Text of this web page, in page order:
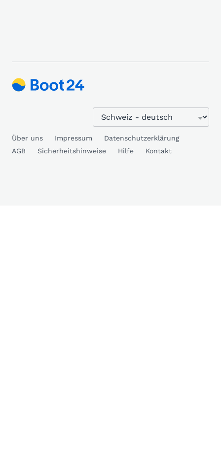
Über uns Impressum
Datenschutzerklärung
AGB
Sicherheitshinweise Hilfe Kontakt